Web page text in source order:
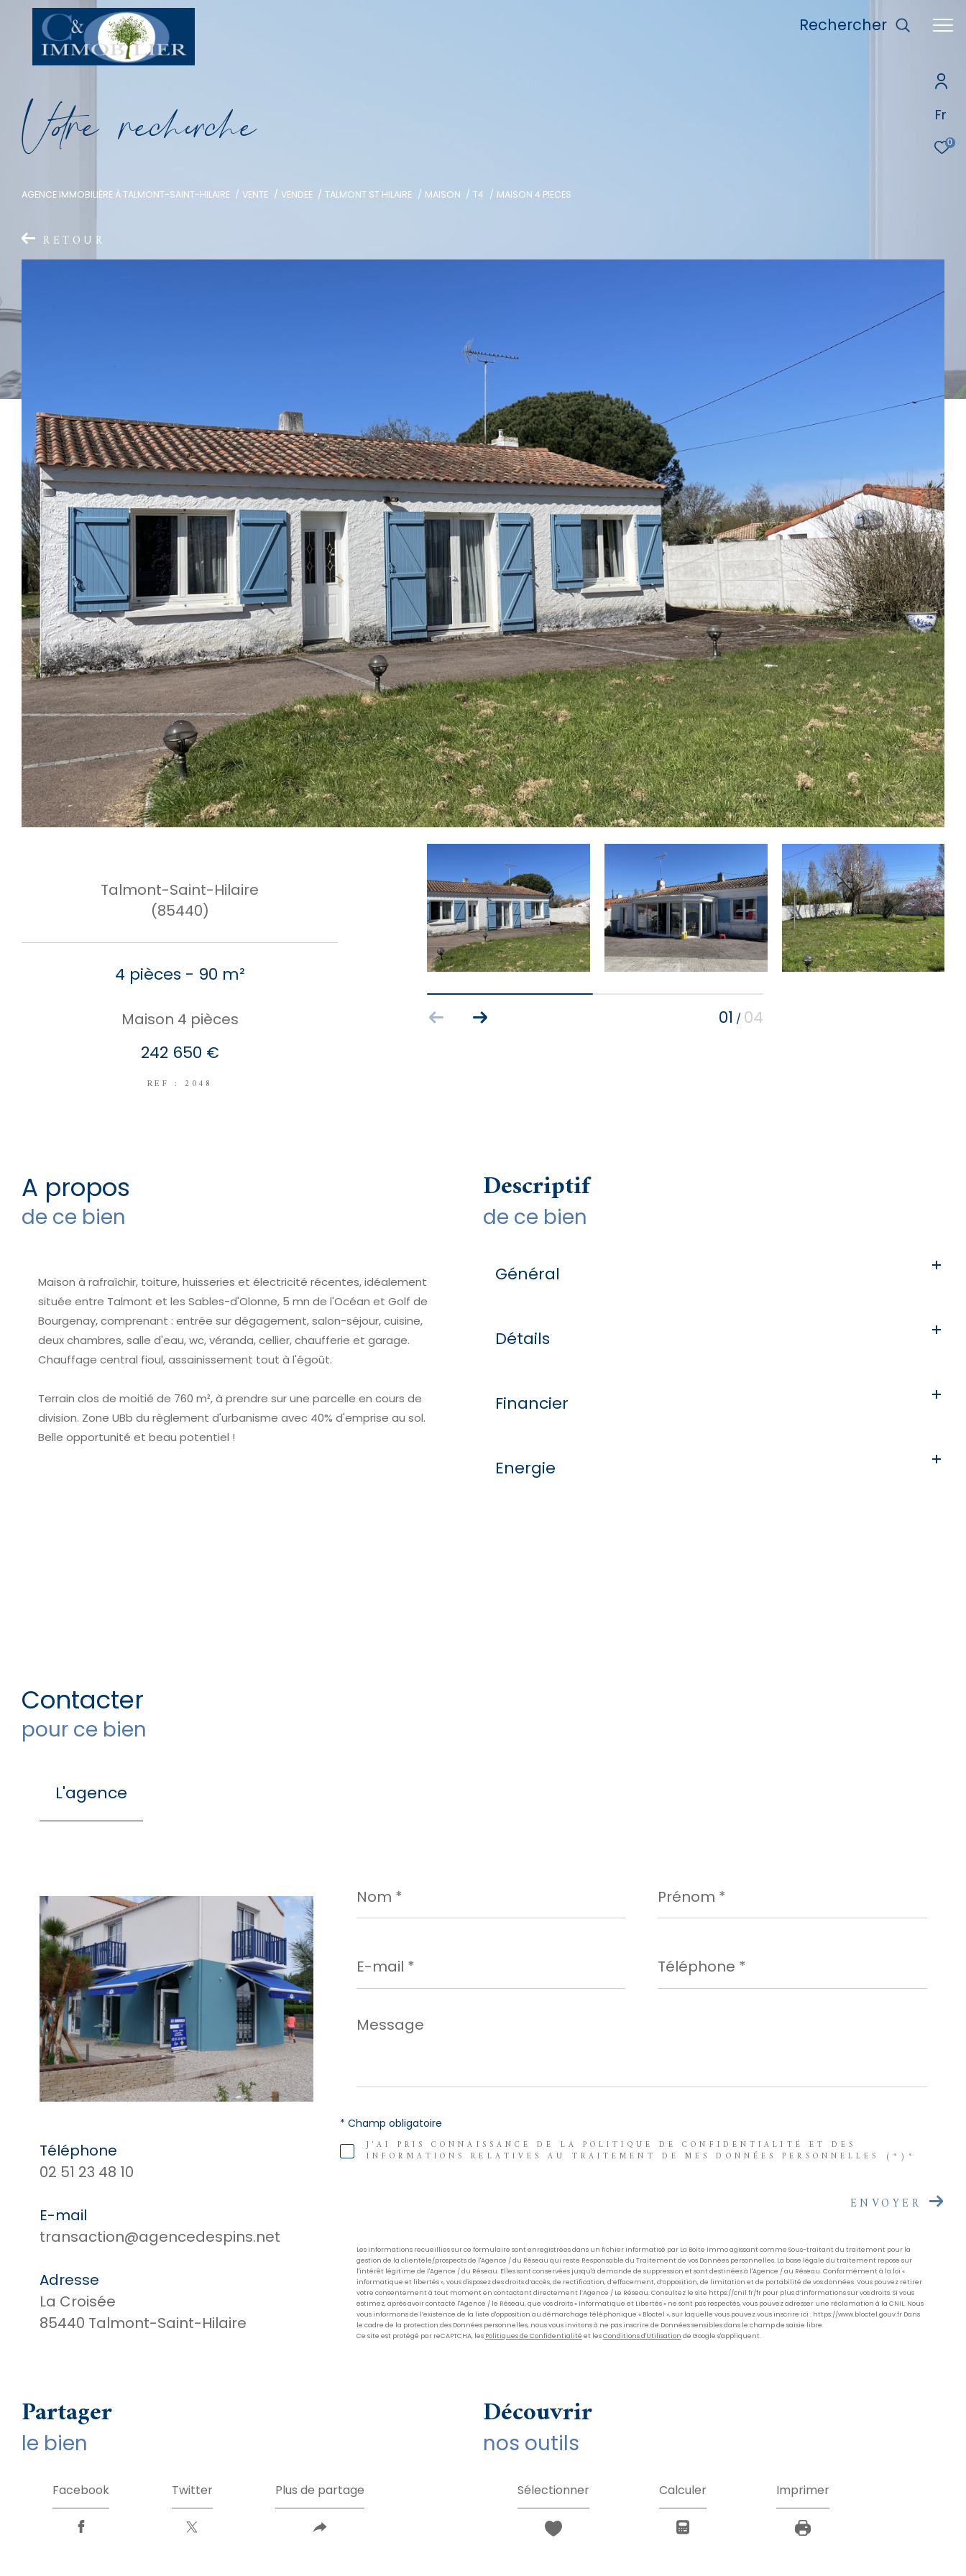
Fr
0
rechercher
Vore recece
AGENCE IMMOBILIÈRE À TALMONT-SAINT-HILAIRE VENTE VENDEE TALMONT ST HILAIRE MAISON T4 MAISON 4 PIECES
RETOUR
01 / 04
Talmont-Saint-Hilaire
(85440)
4 pièces - 90 m²
Maison 4 pièces
242 650 €
REF : 2048
a propos
de ce bien
Maison à rafraîchir, toiture, huisseries et électricité récentes, idéalement
située entre Talmont et les Sables-d'Olonne, 5 mn de l'Océan et Golf de
Bourgenay, comprenant : entrée sur dégagement, salon-séjour, cuisine,
deux chambres, salle d'eau, wc, véranda, cellier, chaufferie et garage.
Chauffage central fioul, assainissement tout à l'égoût.
Terrain clos de moitié de 760 m², à prendre sur une parcelle en cours de
division. Zone UBb du règlement d'urbanisme avec 40% d'emprise au sol.
Belle opportunité et beau potentiel !
descriptif
de ce bien
Général
Détails
Financier
Energie
Contacter
pour ce bien
L'agence
Téléphone
02 51 23 48 10
E-mail
transaction@agencedespins.net
Adresse
La Croisée
85440 Talmont-Saint-Hilaire
* *
mail *
Message
*
J'AI PRIS CONNAISSANCE DE LA POLITIQUE DE CONFIDENTIALITÉ ET DES
INFORMATIONS RELATIVES AU TRAITEMENT DE MES DONNÉES PERSONNELLES (*)*
* Champ obligatoire
ENVOYER
Les informations recueillies sur ce formulaire sont enregistrées dans un fichier informatisé par La Boite Immo agissant comme Sous-traitant du traitement pour la
gestion de la clientèle/prospects de l'Agence / du Réseau qui reste Responsable du Traitement de vos Données personnelles. La base légale du traitement repose sur
l'intérêt légitime de l'Agence / du Réseau. Elles sont conservées jusqu'à demande de suppression et sont destinées à l'Agence / au Réseau. Conformément à la loi «
informatique et libertés », vous disposez des droits d’accès, de rectification, d’effacement, d’opposition, de limitation et de portabilité de vos données. Vous pouvez retirer
votre consentement à tout moment en contactant directement l’Agence / Le Réseau. Consultez le site https://cnil.fr/fr pour plus d’informations sur vos droits. Si vous
estimez, après avoir contacté l'Agence / le Réseau, que vos droits « Informatique et Libertés » ne sont pas respectés, vous pouvez adresser une réclamation à la CNIL. Nous
vous informons de l’existence de la liste d'opposition au démarchage téléphonique « Bloctel », sur laquelle vous pouvez vous inscrire ici : https://www.bloctel.gouv.fr Dans
le cadre de la protection des Données personnelles, nous vous invitons à ne pas inscrire de Données sensibles dans le champ de saisie libre.
Ce site est protégé par reCAPTCHA, les Politiques de Confidentialité et lesConditions d'Utilisation de Google s'appliquent.
partager
le bien
Facebook Twitter Plus de partage
découvrir
nos outils
Sélectionner Calculer Imprimer